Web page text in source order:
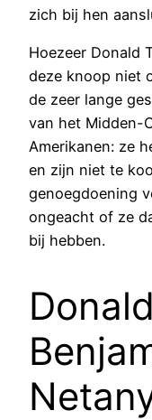
zich bij hen
Hoezeer Donald
deze knoop niet
de zeer lange
van het Midden-
Amerikanen: ze
en zijn niet te
genoegdoening
ongeacht of ze
bij hebben.